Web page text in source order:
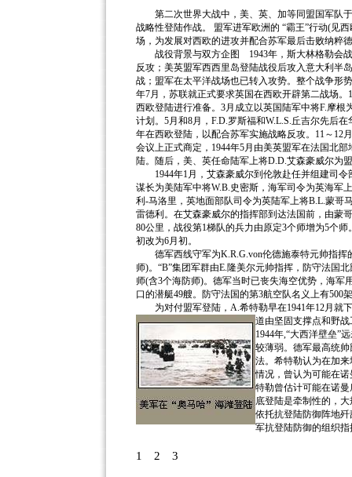
第二次世界大战中，美、英、加等同盟国军队于
战略性登陆作战。 盟军进军欧洲的 “霸王”行动(见
场，为发展对西欧的进攻并配合苏军最后击败纳粹
战役背景与双方企图 1943年，斯大林格勒会战
反攻；美英盟军西西里岛登陆战役后攻入意大利半
战；盟军在太平洋战场也已转入攻势。整个战争形
年7月，苏联就正式要求英国在西欧开辟第二战场
西欧登陆进行准备。3月成立以英国陆军中将F.摩
计划。5月和8月，F.D.罗斯福和W.L.S.丘吉尔先后
年在西欧登陆，以配合苏军实施战略反攻。11～12
会议上正式商定，1944年5月由美英盟军在法国北
陆。随后，美、英任命陆军上将D.D.艾森豪威尔为
1944年1月，艾森豪威尔到伦敦赴任并组建司令
谋长为美陆军中将W.B.史密斯，海军司令为英海军
利-马洛里，英地面部队司令为英陆军上将B.L.蒙哥
雷德利。在艾森豪威尔的指挥部到达法国前，由蒙
80公里，战役第1梯队的兵力由原定3个师增为5个
初改为6月初。
德军西线守军为K.R.G.von伦德施泰特元帅指挥
师)。“B”集团军群由E.隆美尔元帅指挥，防守法国
师(含3个海防师)。德军当时已丧失海空优势，海军
口的潜艇49艘。防守法国的第3航空队名义上有500
为对付盟军登陆，A.希特勒早在1941年12月就下
道由坚固支撑点和野
1944年,“大西洋壁垒”
较薄弱。德军最高统
法。希特勒认为在加
情况，曾认为可能在
特勒曾估计可能在诺
底登陆是牵制性的，
依托抗登陆防御阵地
军抗登陆防御的组织
1 2 3